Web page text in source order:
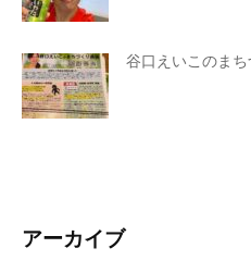
谷口えいこのまち
アーカイブ